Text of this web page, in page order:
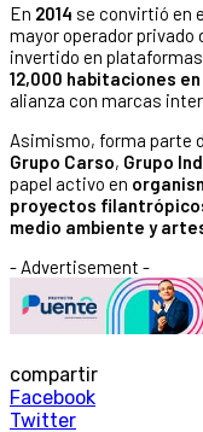
En 2014 se convirtió en
mayor operador privado
invertido en
12,000 habitaciones
alianza con marcas
Asimismo, forma parte
Grupo Carso, Grupo
papel activo en
proyectos
medio ambiente y
- Advertisement -
compartir
Facebook
Twitter